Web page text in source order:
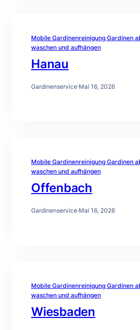
Mobile Gardinenreinigung Gardinen
waschen und aufhängen
Hanau
Gardinenservice·Mai 16, 2026
Mobile Gardinenreinigung Gardinen
waschen und aufhängen
Offenbach
Gardinenservice·Mai 16, 2026
Mobile Gardinenreinigung Gardinen
waschen und aufhängen
Wiesbaden